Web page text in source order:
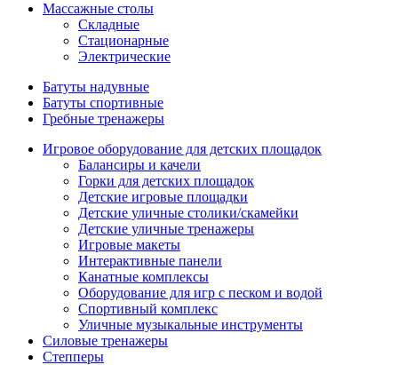
Массажные столы
Складные
Стационарные
Электрические
Батуты надувные
Батуты спортивные
Гребные тренажеры
Игровое оборудование для детских площадок
Балансиры и качели
Горки для детских площадок
Детские игровые площадки
Детские уличные столики/скамейки
Детские уличные тренажеры
Игровые макеты
Интерактивные панели
Канатные комплексы
Оборудование для игр с песком и водой
Спортивный комплекс
Уличные музыкальные инструменты
Силовые тренажеры
Степперы